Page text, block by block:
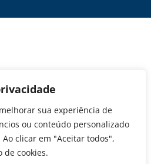
sua experiência de
ou conteúdo personalizado
clicar em "Aceitar todos",
de cookies.